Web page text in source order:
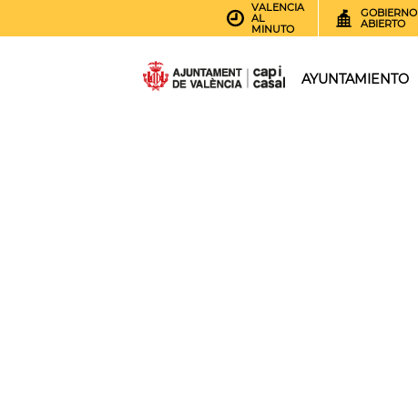
VALENCIA
AL
MINUTO
GOBIERNO
ABIERTO
AYUNTAMIENTO